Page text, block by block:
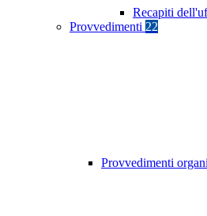
Recapiti
Provvedimenti 22
Provvedimenti